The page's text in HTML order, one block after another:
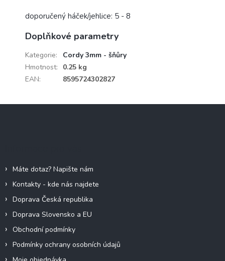
doporučený háček/jehlice: 5 - 8
Doplňkové parametry
Kategorie:
Cordy 3mm - šňůry
Hmotnost:
0.25 kg
EAN: 8595724302827
Máte dotaz? Napište nám
Kontakty - kde nás najdete
Doprava Česká republika
Doprava Slovensko a EU
Obchodní podmínky
Podmínky ochrany osobních údajů